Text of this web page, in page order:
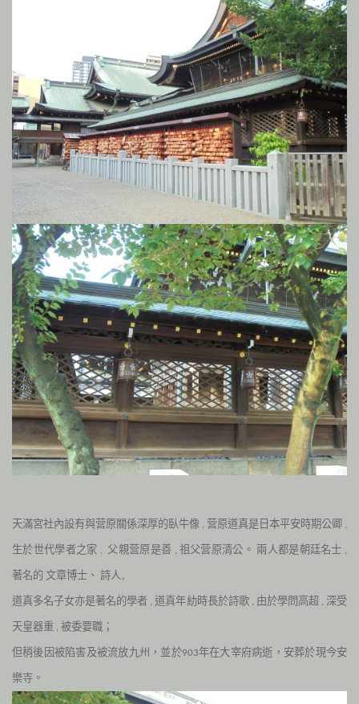
天滿宮社內設有與营原關係深厚的臥牛像 , 营原道真是日本平安時期公卿 ,
生於世代學者之家 , 父親营原是善 , 祖父营原清公。 兩人都是朝廷名士 ,
著名的文章博士、 詩人。
道真多名子女亦是著名的學者 ,道真年糼時長於詩歌 , 由於學問高超 , 深受
天皇器重 , 被委要職；
但稍後因被陷害及被流放九州， 並於903年在大宰府病逝， 安葬於現今安
樂寺。